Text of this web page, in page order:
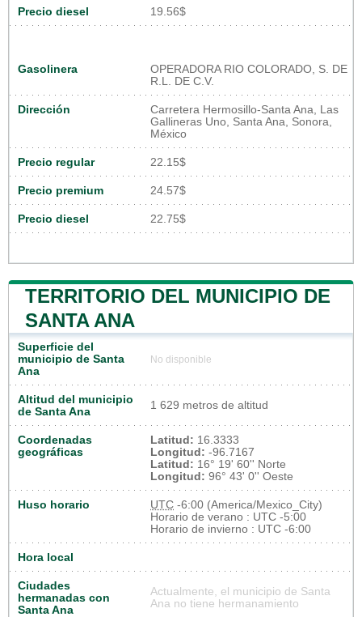
Precio diesel 19.56$
Gasolinera
OPERADORA RIO COLORADO, S. DE
R.L. DE C.V.
Dirección
Carretera Hermosillo-Santa Ana, Las
Gallineras Uno, Santa Ana, Sonora,
México
Precio regular 22.15$
Precio premium 24.57$
Precio diesel 22.75$
TERRITORIO DEL MUNICIPIO DE
SANTA ANA
Superficie del
municipio de Santa
Ana
No disponible
Altitud del municipio
de Santa Ana
1 629 metros de altitud
Coordenadas
geográficas
Latitud: 16.3333
Longitud: -96.7167
Latitud: 16° 19' 60'' Norte
Longitud: 96° 43' 0'' Oeste
Huso horario UTC -6:00 (America/Mexico_City)
Horario de verano : UTC -5:00
Horario de invierno : UTC -6:00
Hora local
Ciudades
hermanadas con
Santa Ana
Actualmente, el municipio de Santa
Ana no tiene hermanamiento